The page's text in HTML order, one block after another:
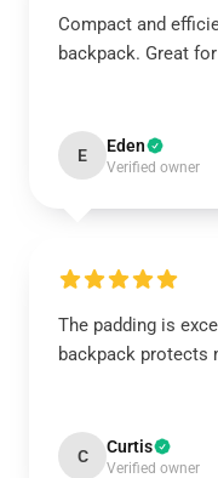
Compact and
backpack. Great
E Eden
Verified owner
The padding is
backpack protects
C Curtis
Verified owner